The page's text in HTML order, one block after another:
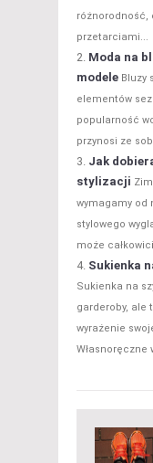
różnorodność,
przetarciami...
Moda na
modele Bluzy
elementów
popularność
przynosi ze
Jak
stylizacji
wymagamy od
stylowego
może
Sukienka
Sukienka na
garderoby, ale
wyrażenie
Własnoręczne